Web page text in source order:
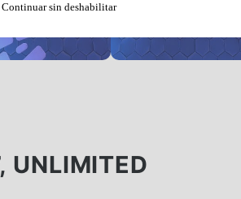
UNLIMITED
Continuar sin deshabilitar